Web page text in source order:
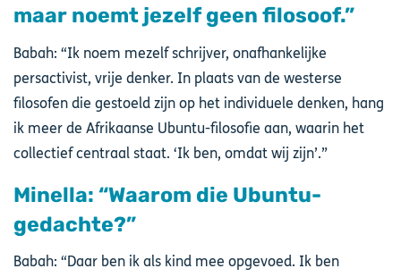
maar noemt jezelf geen filosoof.”
Babah: “Ik noem mezelf schrijver, onafhankelijke
persactivist, vrije denker. In plaats van de westerse
filosofen die gestoeld zijn op het individuele denken, hang
ik meer de Afrikaanse Ubuntu-filosofie aan, waarin het
collectief centraal staat. ‘Ik ben, omdat wij zijn’.”
Minella: “Waarom die Ubuntu-
gedachte?”
Babah: “Daar ben ik als kind mee opgevoed. Ik ben